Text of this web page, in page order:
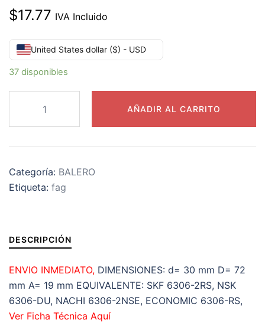
$17.77 IVA Incluido
United States dollar ($) - USD
37 disponibles
L038
RODAMIENTO
d=30mm
D=72mm
AÑADIR AL CARRITO
Categoría: BALERO
Etiqueta: fag
DESCRIPCIÓN
ENVIO INMEDIATO, DIMENSIONES: d= 30 mm D= 72
mm A= 19 mm EQUIVALENTE: SKF 6306-2RS, NSK
6306-DU, NACHI 6306-2NSE, ECONOMIC 6306-RS,
Ver Ficha Técnica Aquí